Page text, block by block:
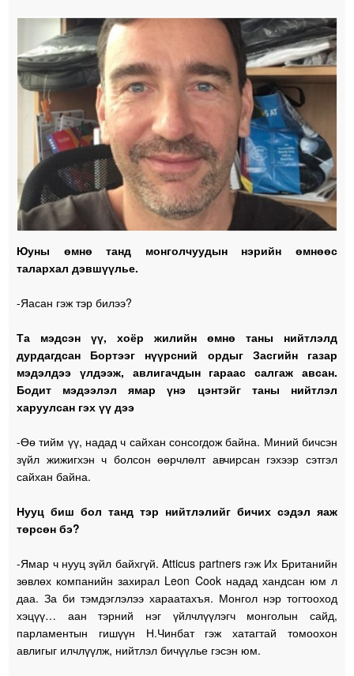
Юуны өмнө танд монголчуудын нэрийн өмнөөс
талархал дэвшүүлье.
-Яасан гэж тэр билээ?
Та мэдсэн үү, хоёр жилийн өмнө таны нийтлэлд
дурдагдсан Бортээг нүүрсний ордыг Засгийн газар
мэдэлдээ үлдээж, авлигачдын гараас салгаж авсан.
Бодит мэдээлэл ямар үнэ цэнтэйг таны нийтлэл
харуулсан гэх үү дээ
-Өө тийм үү, надад ч сайхан сонсогдож байна. Миний бичсэн
зүйл жижигхэн ч болсон өөрчлөлт авчирсан гэхээр сэтгэл
сайхан байна.
Нууц биш бол танд тэр нийтлэлийг бичих сэдэл яаж
төрсөн бэ?
-Ямар ч нууц зүйл байхгүй. Atticus partners гэж Их Британийн
зөвлөх компанийн захирал Leon Cook надад хандсан юм л
даа. За би тэмдэглэлээ хараатахъя. Монгол нэр тогтооход
хэцүү… аан тэрний нэг үйлчлүүлэгч монголын сайд,
парламентын гишүүн Н.Чинбат гэж хатагтай томоохон
авлигыг илчлүүлж, нийтлэл бичүүлье гэсэн юм.